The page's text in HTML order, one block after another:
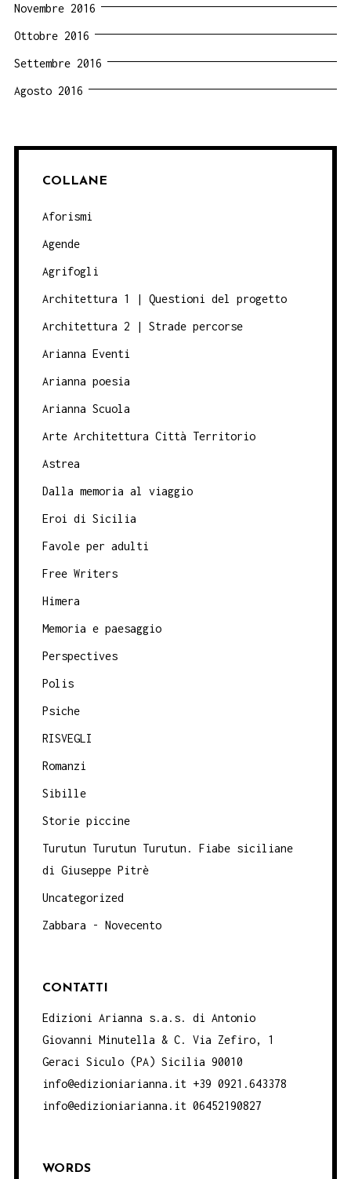
Novembre 2016
Ottobre 2016
Settembre 2016
Agosto 2016
COLLANE
Aforismi
Agende
Agrifogli
Architettura 1 | Questioni del progetto
Architettura 2 | Strade percorse
Arianna Eventi
Arianna poesia
Arianna Scuola
Arte Architettura Città Territorio
Astrea
Dalla memoria al viaggio
Eroi di Sicilia
Favole per adulti
Free Writers
Himera
Memoria e paesaggio
Perspectives
Polis
Psiche
RISVEGLI
Romanzi
Sibille
Storie piccine
Turutun Turutun Turutun. Fiabe siciliane
di Giuseppe Pitrè
Uncategorized
Zabbara - Novecento
CONTATTI
Edizioni Arianna s.a.s. di Antonio
Giovanni Minutella & C. Via Zefiro, 1
Geraci Siculo (PA) Sicilia 90010
info@edizioniarianna.it +39 0921.643378
info@edizioniarianna.it 06452190827
WORDS